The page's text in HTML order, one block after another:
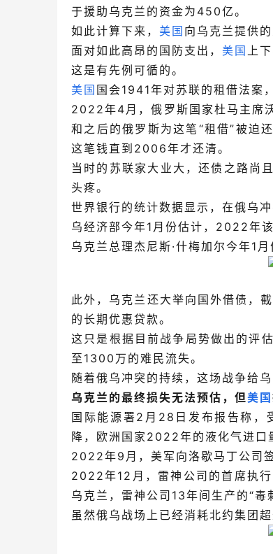
于援助乌克兰的资金为450亿。
如此计算下来， 美国 向乌克兰提供
面对如此高昂的国防支出， 美国 上
这是有先例可循的。
美国 国会1941年对苏联的租借法案
2022年4月，俄罗斯国家杜马主席
和之后的俄罗斯为这笔“租借”被迫
这笔钱直到2006年才还清。
当时的苏联家大业大，还债之路尚
头疼。
世界银行的统计数据显示，在俄乌
乌经济部今年1月份估计，2022年
乌克兰总理杰尼斯·什梅加尔今年1
此外，乌克兰还大举向国外借债，
的长期优惠贷款。
这只是根据目前战争局势做出的评
至1300万的难民流失。
随着俄乌冲突的持续，这场战争给
乌克兰的最终损失无法预估，但美国
国际能源署2月28日发布报告称，
降，欧洲国家2022年的液化气进
2022年9月，美军向洛歇马丁公司
2022年12月， 雷神公司的首席执
乌克兰，雷神公司13年间生产的“毒
虽然俄乌战场上已经消耗北约集团